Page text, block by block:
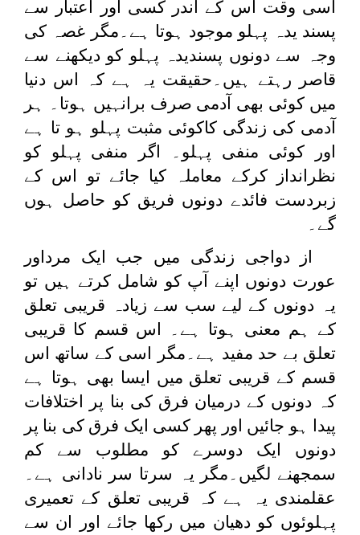
اسی وقت اس کے اندر کسی اور اعتبار سے
پسند یدہ پہلو موجود ہوتا ہے۔مگر غصہ کی
وجہ سے دونوں پسندیدہ پہلو کو دیکھنے سے
قاصر رہتے ہیں۔حقیقت یہ ہے کہ اس دنیا
میں کوئی بھی آدمی صرف برانہیں ہوتا۔ ہر
آدمی کی زندگی کاکوئی مثبت پہلو ہو تا ہے
اور کوئی منفی پہلو۔ اگر منفی پہلو کو
نظرانداز کرکے معاملہ کیا جائے تو اس کے
زبردست فائدے دونوں فریق کو حاصل ہوں
گے۔
از دواجی زندگی میں جب ایک مرداور
عورت دونوں اپنے آپ کو شامل کرتے ہیں تو
یہ دونوں کے لیے سب سے زیادہ قریبی تعلق
کے ہم معنی ہوتا ہے۔ اس قسم کا قریبی
تعلق بے حد مفید ہے۔مگر اسی کے ساتھ اس
قسم کے قریبی تعلق میں ایسا بھی ہوتا ہے
کہ دونوں کے درمیان فرق کی بنا پر اختلافات
پیدا ہو جائیں اور پھر کسی ایک فرق کی بنا پر
دونوں ایک دوسرے کو مطلوب سے کم
سمجھنے لگیں۔مگر یہ سرتا سر نادانی ہے۔
عقلمندی یہ ہے کہ قریبی تعلق کے تعمیری
پہلوئوں کو دھیان میں رکھا جائے اور ان سے